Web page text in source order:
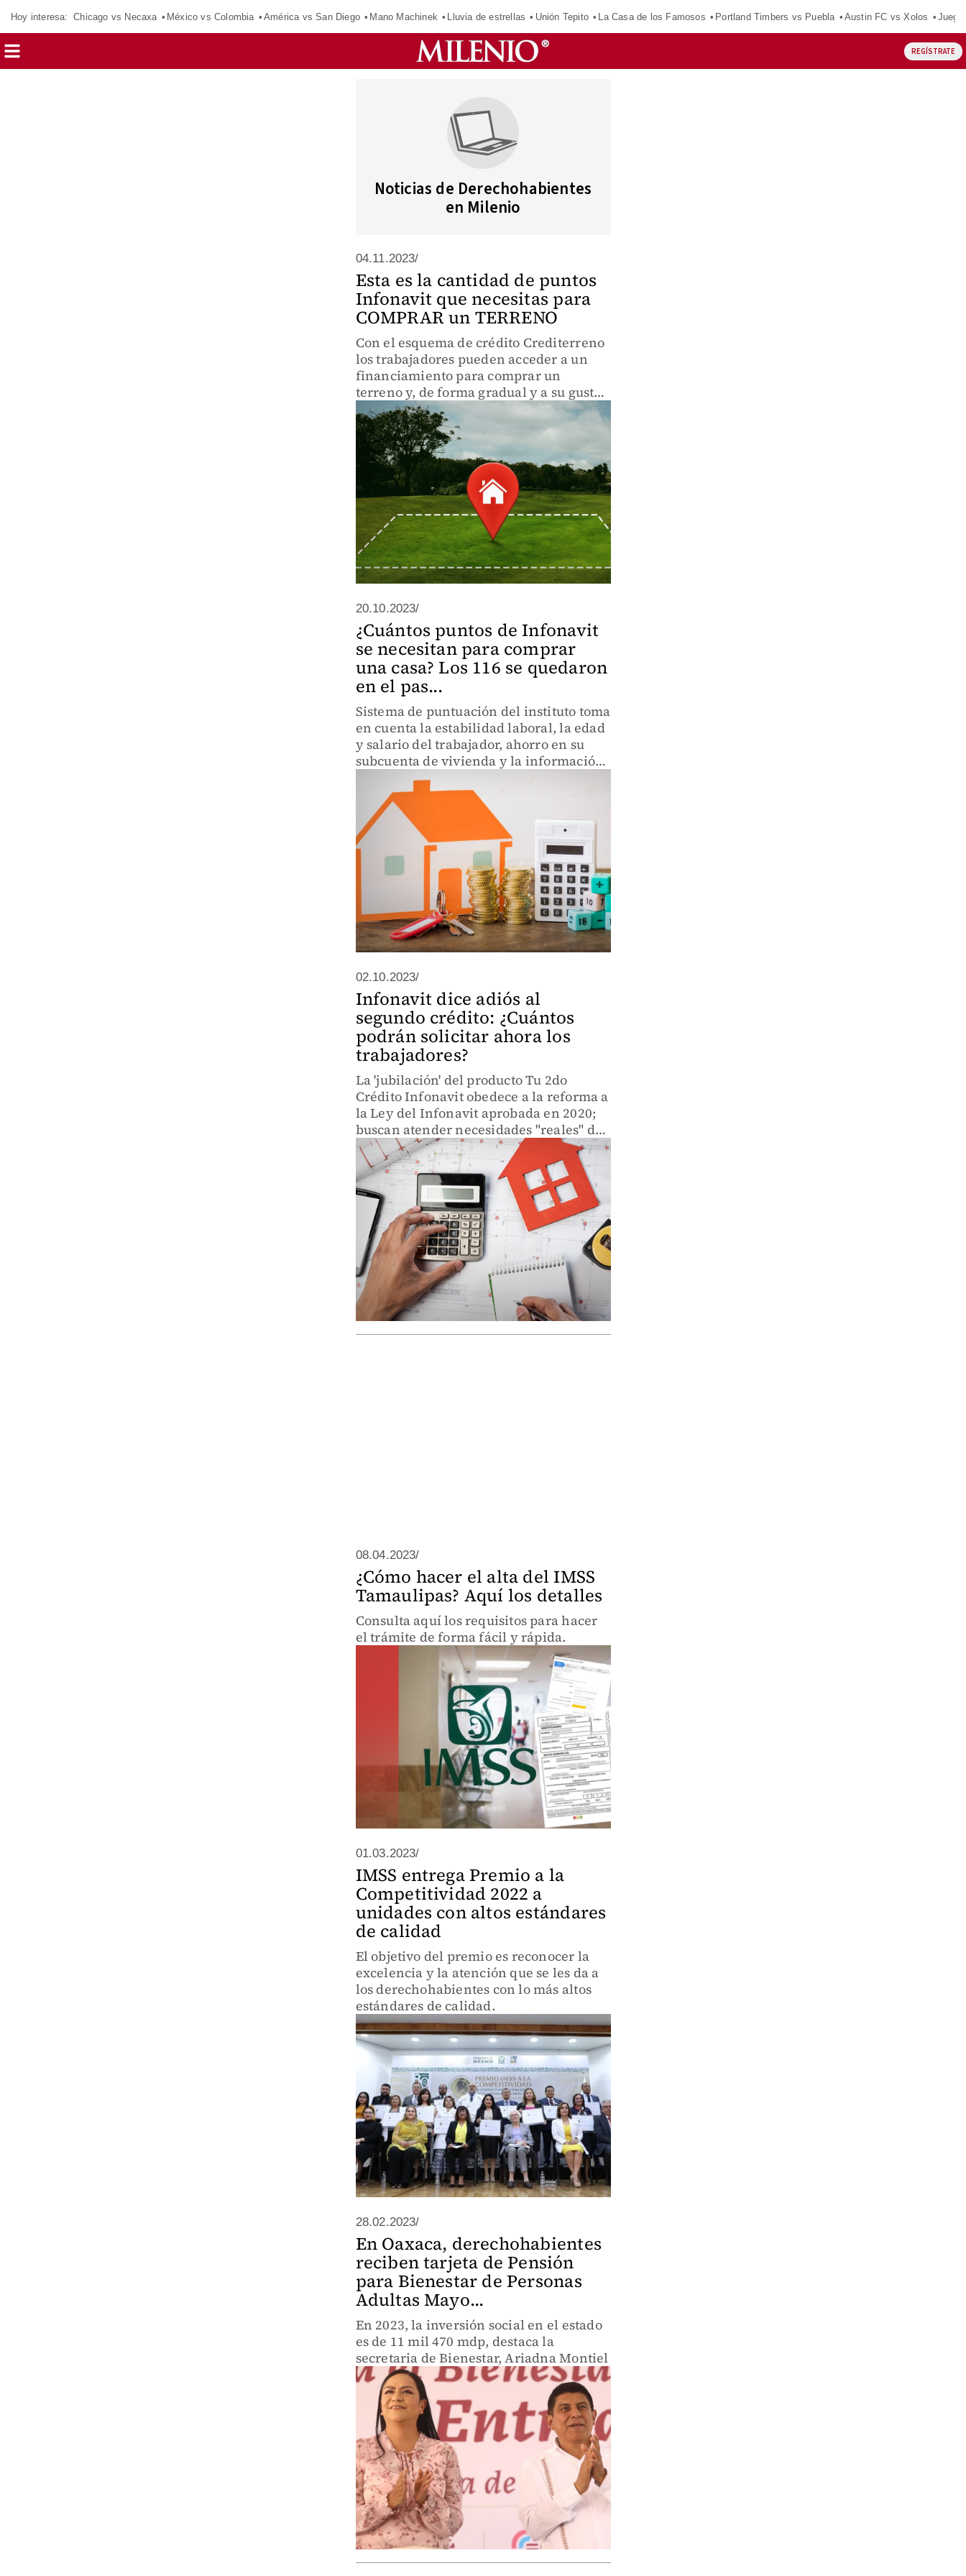
Hoy interesa: Chicago vs Necaxa México vs Colombia América vs San Diego Mano Machinek Lluvia de estrellas Unión Tepito La Casa de los Famosos Portland Timbers vs Puebla Austin FC vs Xolos
REGÍSTRATE
Noticias de Derechohabientes
en Milenio
04.11.2023/
Esta es la cantidad de puntos
Infonavit que necesitas para
COMPRAR un TERRENO
Con el esquema de crédito Crediterreno
los trabajadores pueden acceder a un
financiamiento para comprar un
terreno y, de forma gradual y a su gusto,
construir su propia casa.
20.10.2023/
¿Cuántos puntos de Infonavit
se necesitan para comprar
una casa? Los 116 se quedaron
en el pas...
Sistema de puntuación del instituto toma
en cuenta la estabilidad laboral, la edad
y salario del trabajador, ahorro en su
subcuenta de vivienda y la información
de la empresa para la que presta sus
servicios.
02.10.2023/
Infonavit dice adiós al
segundo crédito: ¿Cuántos
podrán solicitar ahora los
trabajadores?
La 'jubilación' del producto Tu 2do
Crédito Infonavit obedece a la reforma a
la Ley del Infonavit aprobada en 2020;
buscan atender necesidades "reales" de
vivienda de los derechohabientes.
08.04.2023/
¿Cómo hacer el alta del IMSS
Tamaulipas? Aquí los detalles
Consulta aquí los requisitos para hacer
el trámite de forma fácil y rápida.
01.03.2023/
IMSS entrega Premio a la
Competitividad 2022 a
unidades con altos estándares
de calidad
El objetivo del premio es reconocer la
excelencia y la atención que se les da a
los derechohabientes con lo más altos
estándares de calidad.
28.02.2023/
En Oaxaca, derechohabientes
reciben tarjeta de Pensión
para Bienestar de Personas
Adultas Mayo...
En 2023, la inversión social en el estado
es de 11 mil 470 mdp, destaca la
secretaria de Bienestar, Ariadna Montiel